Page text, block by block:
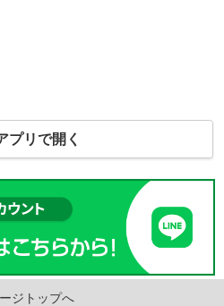
プリで開く
ジトップへ